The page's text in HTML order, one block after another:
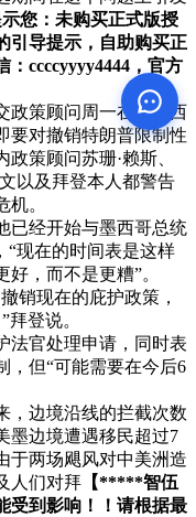
您：未购买正式版授
引导提示，自助购买正
ccccyyyy4444，官方
政策顾问周一在接受西
要对撤销特朗普限制性
策顾问苏珊·赖斯、
以及拜登本人都警告
。
已经开始与墨西哥总统
“现在的时间表是这样
，而不是更糟”。
销现在的庇护政策，
登说。
法官处理申请，同时表
，但“可能需要在今后6
，边境沿线的拦截次数
墨边境遭遇移民超过7
于两场飓风对中美洲造
人们对拜 【*****智伍
受到影响！！请根据最